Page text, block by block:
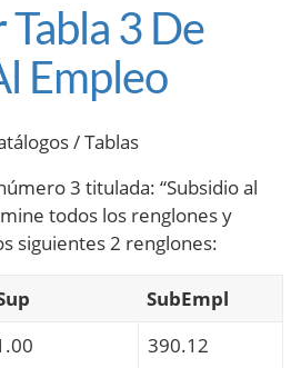
3 De
Empleo
/ Tablas
3 titulada: “Subsidio al
todos los renglones y
siguientes 2 renglones:
SubEmpl
390.12